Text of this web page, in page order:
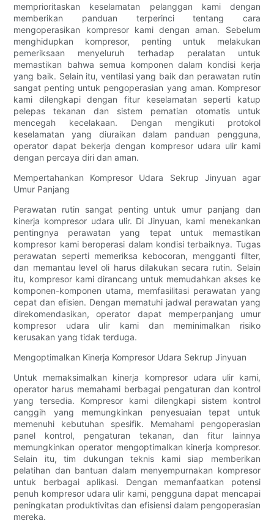
memprioritaskan keselamatan pelanggan kami dengan
memberikan panduan terperinci tentang cara
mengoperasikan kompresor kami dengan aman. Sebelum
menghidupkan kompresor, penting untuk melakukan
pemeriksaan menyeluruh terhadap peralatan untuk
memastikan bahwa semua komponen dalam kondisi kerja
yang baik. Selain itu, ventilasi yang baik dan perawatan rutin
sangat penting untuk pengoperasian yang aman. Kompresor
kami dilengkapi dengan fitur keselamatan seperti katup
pelepas tekanan dan sistem pematian otomatis untuk
mencegah kecelakaan. Dengan mengikuti protokol
keselamatan yang diuraikan dalam panduan pengguna,
operator dapat bekerja dengan kompresor udara ulir kami
dengan percaya diri dan aman.
Mempertahankan Kompresor Udara Sekrup Jinyuan agar
Umur Panjang
Perawatan rutin sangat penting untuk umur panjang dan
kinerja kompresor udara ulir. Di Jinyuan, kami menekankan
pentingnya perawatan yang tepat untuk memastikan
kompresor kami beroperasi dalam kondisi terbaiknya. Tugas
perawatan seperti memeriksa kebocoran, mengganti filter,
dan memantau level oli harus dilakukan secara rutin. Selain
itu, kompresor kami dirancang untuk memudahkan akses ke
komponen-komponen utama, memfasilitasi perawatan yang
cepat dan efisien. Dengan mematuhi jadwal perawatan yang
direkomendasikan, operator dapat memperpanjang umur
kompresor udara ulir kami dan meminimalkan risiko
kerusakan yang tidak terduga.
Mengoptimalkan Kinerja Kompresor Udara Sekrup Jinyuan
Untuk memaksimalkan kinerja kompresor udara ulir kami,
operator harus memahami berbagai pengaturan dan kontrol
yang tersedia. Kompresor kami dilengkapi sistem kontrol
canggih yang memungkinkan penyesuaian tepat untuk
memenuhi kebutuhan spesifik. Memahami pengoperasian
panel kontrol, pengaturan tekanan, dan fitur lainnya
memungkinkan operator mengoptimalkan kinerja kompresor.
Selain itu, tim dukungan teknis kami siap memberikan
pelatihan dan bantuan dalam menyempurnakan kompresor
untuk berbagai aplikasi. Dengan memanfaatkan potensi
penuh kompresor udara ulir kami, pengguna dapat mencapai
peningkatan produktivitas dan efisiensi dalam pengoperasian
mereka.